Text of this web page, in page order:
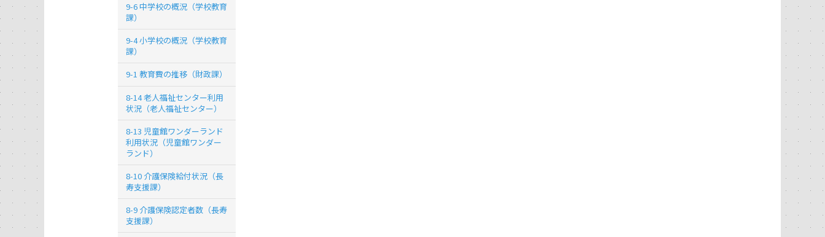
9-6 中学校の概況（学校教育
課）
9-4 小学校の概況（学校教育
課）
9-1 教育費の推移（財政課）
8-14 老人福祉センター利用
状況（老人福祉センター）
8-13 児童館ワンダーランド
利用状況（児童館ワンダー
ランド）
8-10 介護保険給付状況（長
寿支援課）
8-9 介護保険認定者数（長寿
支援課）